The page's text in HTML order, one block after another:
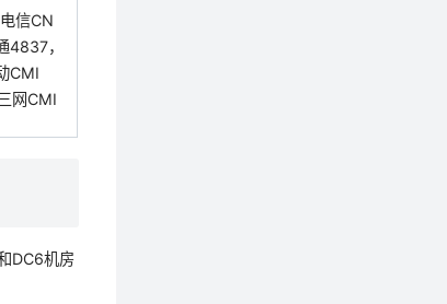
信CN
4837，
CMI
网CMI
DC6机房